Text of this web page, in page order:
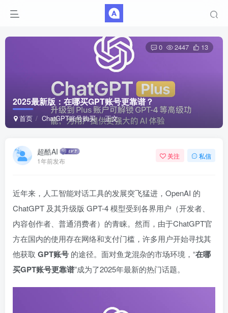
2025最新版：在哪买GPT账号更靠谱？
首页 ChatGPT账号购买 正文
0 2447 13
超酷AI
1年前发布
关注 私信
近年来，人工智能对话工具的发展突飞猛进，OpenAI 的
ChatGPT 及其升级版 GPT-4 模型受到各界用户（开发者、
内容创作者、普通消费者）的青睐。然而，由于ChatGPT官
方在国内的使用存在网络和支付门槛，许多用户开始寻找其
他获取 GPT账号 的途径。面对鱼龙混杂的市场环境，“在哪
买GPT账号更靠谱”成为了2025年最新的热门话题。